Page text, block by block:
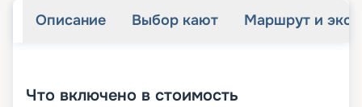
Описание Выбор кают Маршрут и
Что включено в стоимость